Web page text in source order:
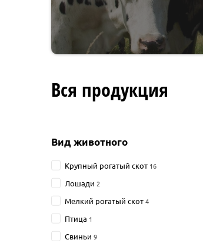
Вся продукция
Вид животного
Крупный рогатый скот 16
Лошади 2
Мелкий рогатый скот4
Птица 1
Свиньи 9